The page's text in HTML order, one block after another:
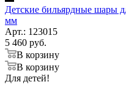
Детские бильярдные шары
мм
Арт.: 123015
5 460 руб.
В корзину
В корзину
Для детей!